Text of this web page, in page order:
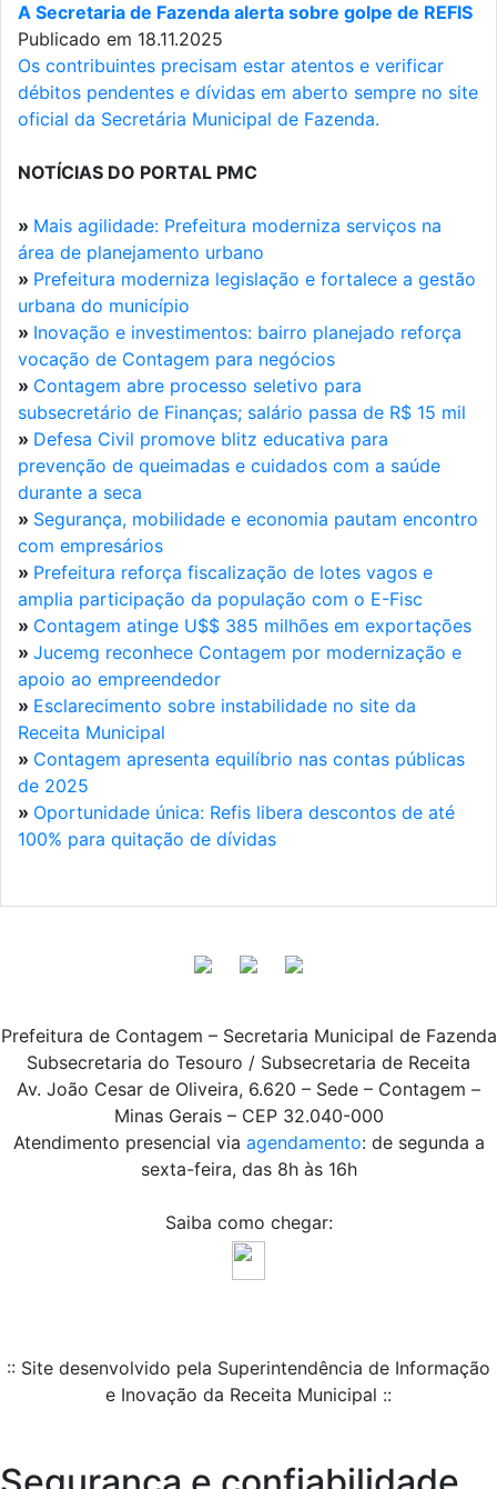
A Secretaria de Fazenda alerta sobre golpe de REFIS
Publicado em 18.11.2025
Os contribuintes precisam estar atentos e verificar
débitos pendentes e dívidas em aberto sempre no site
oficial da Secretária Municipal de Fazenda.
NOTÍCIAS DO PORTAL PMC
» Mais agilidade: Prefeitura moderniza serviços na
área de planejamento urbano
» Prefeitura moderniza legislação e fortalece a gestão
urbana do município
» Inovação e investimentos: bairro planejado reforça
vocação de Contagem para negócios
» Contagem abre processo seletivo para
subsecretário de Finanças; salário passa de R$ 15 mil
» Defesa Civil promove blitz educativa para
prevenção de queimadas e cuidados com a saúde
durante a seca
» Segurança, mobilidade e economia pautam encontro
com empresários
» Prefeitura reforça fiscalização de lotes vagos e
amplia participação da população com o E-Fisc
» Contagem atinge U$$ 385 milhões em exportações
» Jucemg reconhece Contagem por modernização e
apoio ao empreendedor
» Esclarecimento sobre instabilidade no site da
Receita Municipal
» Contagem apresenta equilíbrio nas contas públicas
de 2025
» Oportunidade única: Refis libera descontos de até
100% para quitação de dívidas
Prefeitura de Contagem – Secretaria Municipal de Fazenda
Subsecretaria do Tesouro / Subsecretaria de Receita
Av. João Cesar de Oliveira, 6.620 – Sede – Contagem –
Minas Gerais – CEP 32.040-000
Atendimento presencial via agendamento: de segunda a
sexta-feira, das 8h às 16h
Saiba como chegar:
:: Site desenvolvido pela Superintendência de Informação
e Inovação da Receita Municipal ::